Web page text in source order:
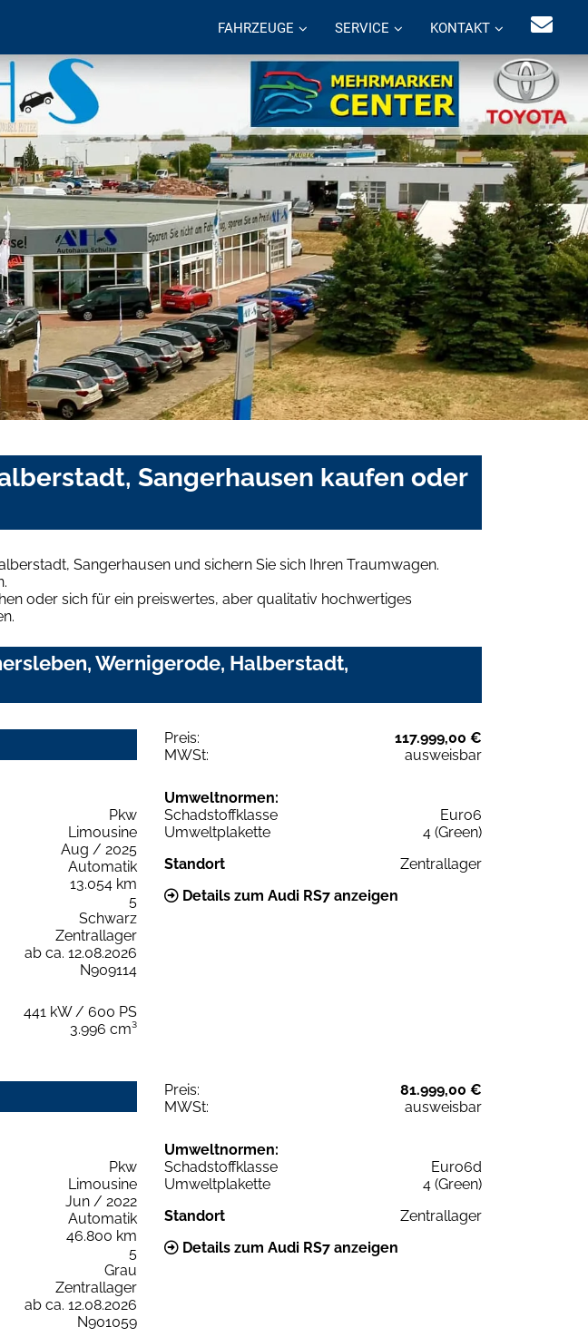
FAHRZEUGE SERVICE KONTAKT
Sangerhausen kaufen oder
Sangerhausen und sichern Sie sich Ihren Traumwagen.
oder sich für ein preiswertes, aber qualitativ hochwertiges
Wernigerode, Halberstadt,
Preis:
117.999,00 €
MWSt:
ausweisbar
Pkw
Limousine
Aug / 2025
Automatik
13.054 km
5
Schwarz
Zentrallager
ab ca. 12.08.2026
N909114
441 kW / 600 PS
3.996 cm³
Umweltnormen:
Schadstoffklasse
Euro6
Umweltplakette
4 (Green)
Standort
Zentrallager
Details zum Audi RS7 anzeigen
Preis:
81.999,00 €
MWSt:
ausweisbar
Pkw
Limousine
Jun / 2022
Automatik
46.800 km
5
Grau
Zentrallager
ab ca. 12.08.2026
N901059
Umweltnormen:
Schadstoffklasse
Euro6d
Umweltplakette
4 (Green)
Standort
Zentrallager
Details zum Audi RS7 anzeigen